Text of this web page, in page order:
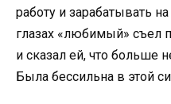
работу и зарабатывать
глазах «любимый» съел
и сказал ей, что больше
Была бессильна в этой